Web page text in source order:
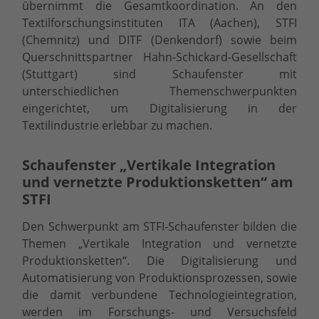
übernimmt die Gesamtkoordination. An den
Textilforschungsinstituten ITA (Aachen), STFI
(Chemnitz) und DITF (Denkendorf) sowie beim
Querschnittspartner Hahn-Schickard-Gesellschaft
(Stuttgart) sind Schaufenster mit
unterschiedlichen Themenschwerpunkten
eingerichtet, um Digitalisierung in der
Textilindustrie erlebbar zu machen.
Schaufenster „Vertikale Integration
und vernetzte Produktionsketten“ am
STFI
Den Schwerpunkt am STFI-Schaufenster bilden die
Themen „Vertikale Integration und vernetzte
Produktionsketten“. Die Digitalisierung und
Automatisierung von Produktionsprozessen, sowie
die damit verbundene Technologieintegration,
werden im Forschungs- und Versuchsfeld